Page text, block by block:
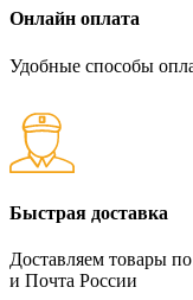
Онлайн оплата
Удобные способы
Быстрая доставка
Доставляем товары
и Почта России